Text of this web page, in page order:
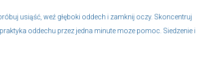
usiąść, weź głęboki oddech i zamknij oczy. Skoncentruj
oddechu przez jedna minute moze pomoc. Siedzenie i